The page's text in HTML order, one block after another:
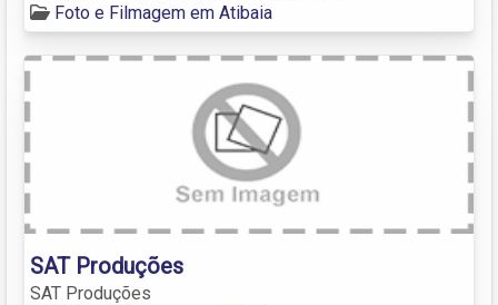
Foto e Filmagem em Atibaia
SAT Produções
SAT Produções